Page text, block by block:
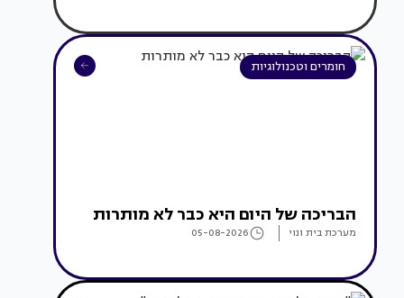
חומרים וטכנולוגיות
הבריכה של היום היא כבר לא מותרות
מערכת בית ונוי 05-08-2026